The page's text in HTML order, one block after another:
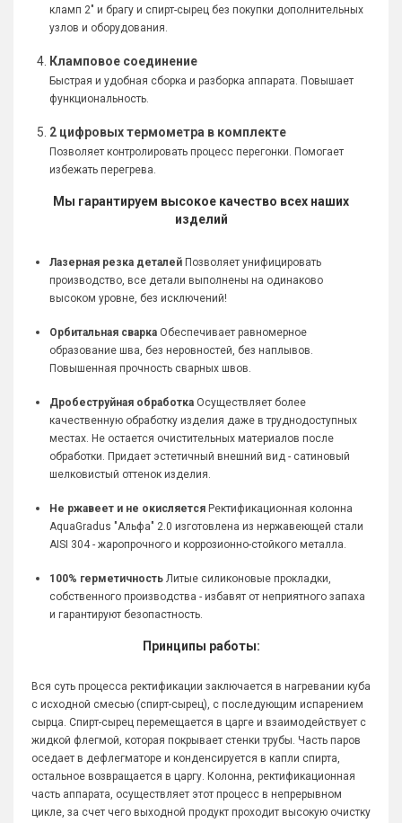
кламп 2" и брагу и спирт-сырец без покупки дополнительных
узлов и оборудования.
Кламповое соединение
Быстрая и удобная сборка и разборка аппарата. Повышает
функциональность.
2 цифровых термометра в комплекте
Позволяет контролировать процесс перегонки. Помогает
избежать перегрева.
Мы гарантируем высокое качество всех наших
изделий
Лазерная резка деталей Позволяет унифицировать
производство, все детали выполнены на одинаково
высоком уровне, без исключений!
Орбитальная сварка Обеспечивает равномерное
образование шва, без неровностей, без наплывов.
Повышенная прочность сварных швов.
Дробеструйная обработка Осуществляет более
качественную обработку изделия даже в труднодоступных
местах. Не остается очистительных материалов после
обработки. Придает эстетичный внешний вид - сатиновый
шелковистый оттенок изделия.
Не ржавеет и не окисляется Ректификационная колонна
AquaGradus "Альфа" 2.0 изготовлена из нержавеющей стали
AISI 304 - жаропрочного и коррозионно-стойкого металла.
100% герметичность Литые силиконовые прокладки,
собственного производства - избавят от неприятного запаха
и гарантируют безопастность.
Принципы работы:
Вся суть процесса ректификации заключается в нагревании куба
с исходной смесью (спирт-сырец), с последующим испарением
сырца. Спирт-сырец перемещается в царге и взаимодействует с
жидкой флегмой, которая покрывает стенки трубы. Часть паров
оседает в дефлегматоре и конденсируется в капли спирта,
остальное возвращается в царгу. Колонна, ректификационная
часть аппарата, осуществляет этот процесс в непрерывном
цикле, за счет чего выходной продукт проходит высокую очистку